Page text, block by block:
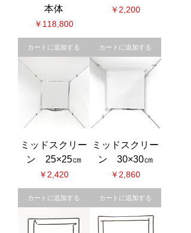
本体
価格
￥118,800
カートに追加する
価格
￥2,200
カートに追加する
ミッドスクリー
ン 25×25㎝
価格
￥2,420
カートに追加する
ミッドスクリー
ン 30×30㎝
価格
￥2,860
カートに追加する